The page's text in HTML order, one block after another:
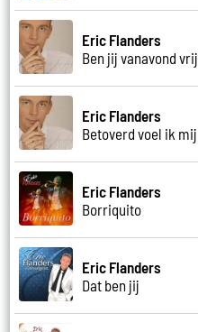
Eric Flanders
Ben jij vanavond vrij
Eric Flanders
Betoverd voel ik mij
Eric Flanders
Borriquito
Eric Flanders
Dat ben jij